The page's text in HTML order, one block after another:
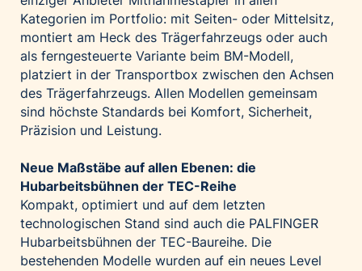
Kategorien im Portfolio: mit Seiten- oder Mittelsitz,
montiert am Heck des Trägerfahrzeugs oder auch
als ferngesteuerte Variante beim BM-Modell,
platziert in der Transportbox zwischen den Achsen
des Trägerfahrzeugs. Allen Modellen gemeinsam
sind höchste Standards bei Komfort, Sicherheit,
Präzision und Leistung.
Neue Maßstäbe auf allen Ebenen: die
Hubarbeitsbühnen der TEC-Reihe
Kompakt, optimiert und auf dem letzten
technologischen Stand sind auch die PALFINGER
Hubarbeitsbühnen der TEC-Baureihe. Die
bestehenden Modelle wurden auf ein neues Level